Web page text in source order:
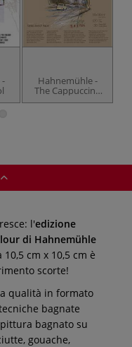
Hahnemühle -
The Cappuccino
Pad, blocco per
l'edizione
di Hahnemühle
cm x 10,5 cm è
scorte!
qualità in formato
bagnate
bagnato su
gouache,